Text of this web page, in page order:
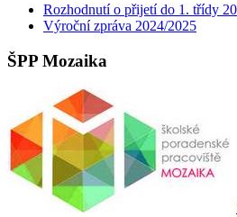
Rozhodnutí o přijetí do 1. třídy
Výroční zpráva 2024/2025
ŠPP Mozaika